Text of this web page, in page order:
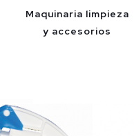
Maquinaria limpieza
y accesorios